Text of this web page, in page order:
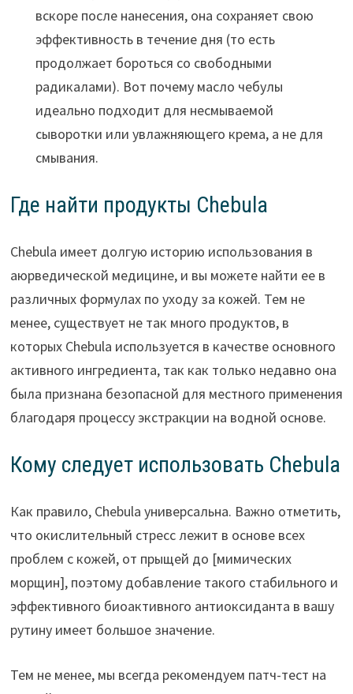
вскоре после нанесения, она сохраняет свою
эффективность в течение дня (то есть
продолжает бороться со свободными
радикалами). Вот почему масло чебулы
идеально подходит для несмываемой
сыворотки или увлажняющего крема, а не для
смывания.
Где найти продукты Chebula
Chebula имеет долгую историю использования в
аюрведической медицине, и вы можете найти ее в
различных формулах по уходу за кожей. Тем не
менее, существует не так много продуктов, в
которых Chebula используется в качестве основного
активного ингредиента, так как только недавно она
была признана безопасной для местного применения
благодаря процессу экстракции на водной основе.
Кому следует использовать Chebula
Как правило, Chebula универсальна. Важно отметить,
что окислительный стресс лежит в основе всех
проблем с кожей, от прыщей до [мимических
морщин], поэтому добавление такого стабильного и
эффективного биоактивного антиоксиданта в вашу
рутину имеет большое значение.
Тем не менее, мы всегда рекомендуем патч-тест на